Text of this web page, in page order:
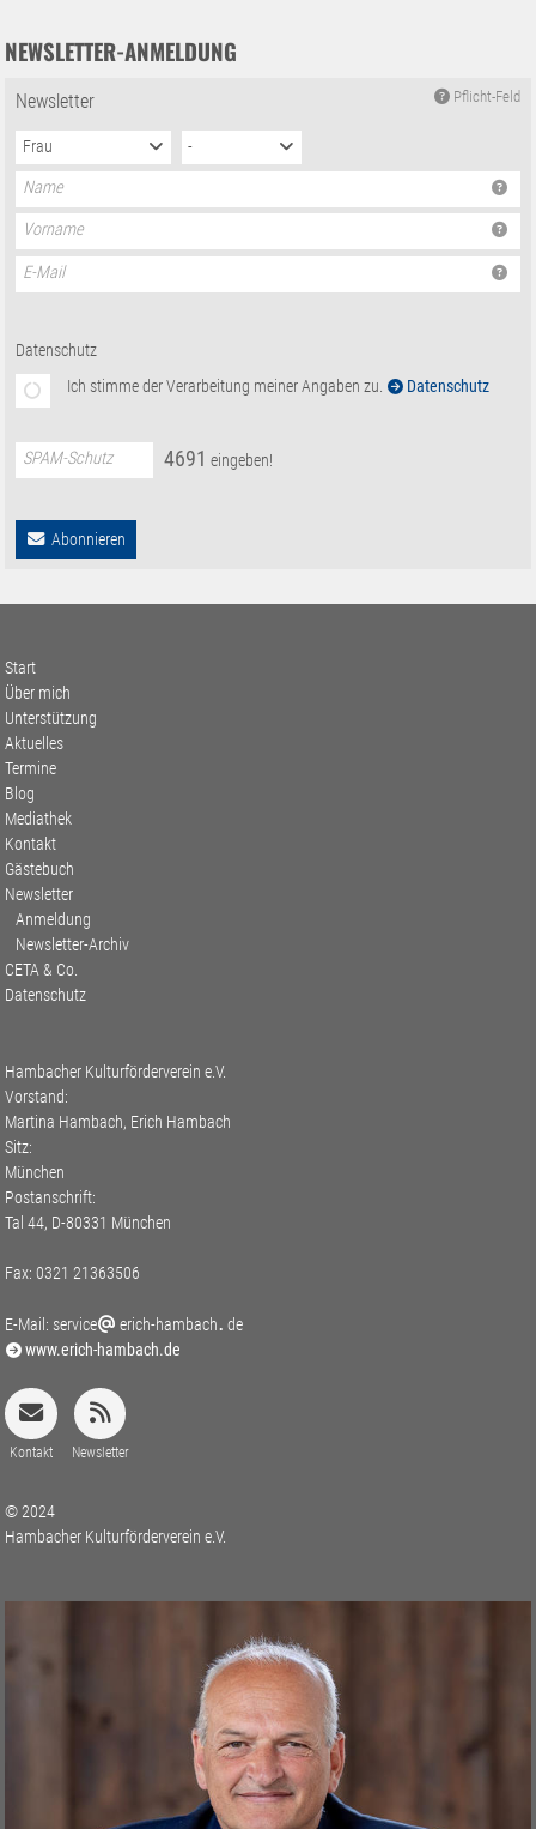
NEWSLETTER-ANMELDUNG
Pflicht-Feld
Newsletter
Frau
-
Name
Vorname
E-Mail
Datenschutz
Ich stimme der Verarbeitung meiner Angaben zu.
Datenschutz
SPAM-Schutz 4691 eingeben!
Abonnieren
Start
Über mich
Unterstützung
Aktuelles
Termine
Blog
Mediathek
Kontakt
Gästebuch
Newsletter
Anmeldung
Newsletter-Archiv
CETA & Co.
Datenschutz
Hambacher Kulturförderverein e.V.
Vorstand:
Martina Hambach, Erich Hambach
Sitz:
München
Postanschrift:
Tal 44, D-80331 München
Fax: 0321 21363506
E-Mail: service erich-hambach de
www.erich-hambach.de
Kontakt Newsletter
© 2024
Hambacher Kulturförderverein e.V.